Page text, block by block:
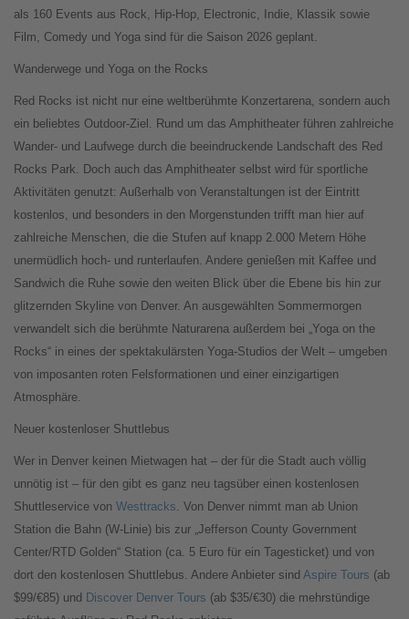
als 160 Events aus Rock, Hip-Hop, Electronic, Indie, Klassik sowie
Film, Comedy und Yoga sind für die Saison 2026 geplant.
Wanderwege und Yoga on the Rocks
Red Rocks ist nicht nur eine weltberühmte Konzertarena, sondern auch
ein beliebtes Outdoor-Ziel. Rund um das Amphitheater führen zahlreiche
Wander- und Laufwege durch die beeindruckende Landschaft des Red
Rocks Park. Doch auch das Amphitheater selbst wird für sportliche
Aktivitäten genutzt: Außerhalb von Veranstaltungen ist der Eintritt
kostenlos, und besonders in den Morgenstunden trifft man hier auf
zahlreiche Menschen, die die Stufen auf knapp 2.000 Metern Höhe
unermüdlich hoch- und runterlaufen. Andere genießen mit Kaffee und
Sandwich die Ruhe sowie den weiten Blick über die Ebene bis hin zur
glitzernden Skyline von Denver. An ausgewählten Sommermorgen
verwandelt sich die berühmte Naturarena außerdem bei „Yoga on the
Rocks“ in eines der spektakulärsten Yoga-Studios der Welt – umgeben
von imposanten roten Felsformationen und einer einzigartigen
Atmosphäre.
Neuer kostenloser Shuttlebus
Wer in Denver keinen Mietwagen hat – der für die Stadt auch völlig
unnötig ist – für den gibt es ganz neu tagsüber einen kostenlosen
Shuttleservice von Westtracks. Von Denver nimmt man ab Union
Station die Bahn (W-Linie) bis zur „Jefferson County Government
Center/RTD Golden“ Station (ca. 5 Euro für ein Tagesticket) und von
dort den kostenlosen Shuttlebus. Andere Anbieter sind Aspire Tours (ab
$99/€85) und Discover Denver Tours (ab $35/€30) die mehrstündige